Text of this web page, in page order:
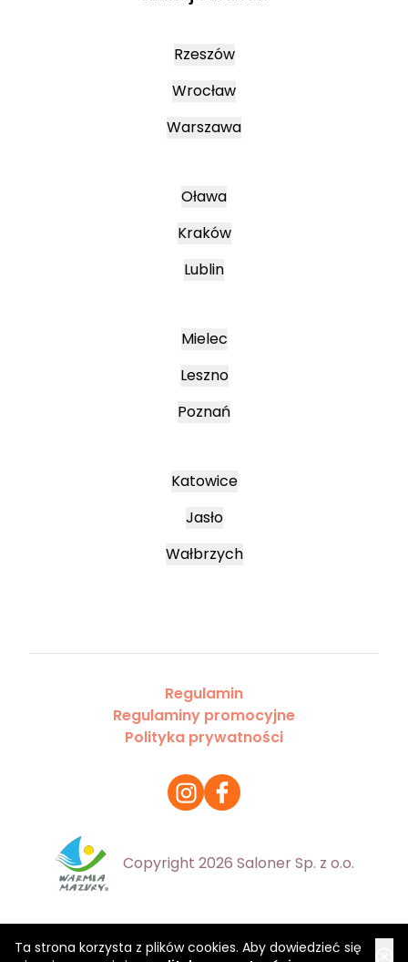
Ta strona korzysta z plików cookies. Aby dowiedzieć się
Rzeszów
Wrocław
Warszawa
Oława
Kraków
Lublin
Mielec
Leszno
Poznań
Katowice
Jasło
Wałbrzych
Regulamin
Regulaminy promocyjne
Polityka prywatności
Copyright 2026 Saloner Sp. z o.o.